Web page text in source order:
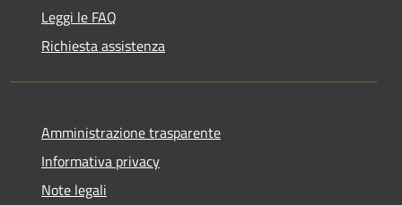
Leggi le FAQ
Richiesta assistenza
Amministrazione trasparente
Informativa privacy
Note legali